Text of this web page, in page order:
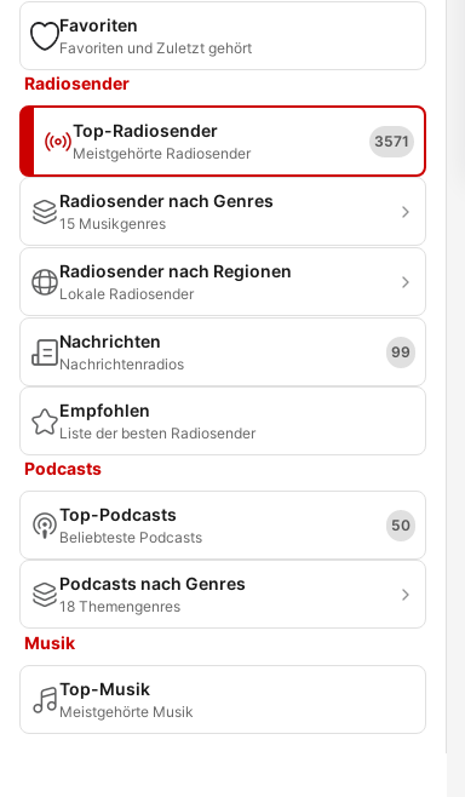
Favoriten
Favoriten und Zuletzt gehört
Radiosender
Top-Radiosender
Meistgehörte Radiosender
3571
Radiosender nach Genres
15 Musikgenres
Radiosender nach Regionen
Lokale Radiosender
Nachrichten
Nachrichtenradios
99
Empfohlen
Liste der besten Radiosender
Podcasts
Top-Podcasts
Beliebteste Podcasts
50
Podcasts nach Genres
18 Themengenres
Musik
Top-Musik
Meistgehörte Musik